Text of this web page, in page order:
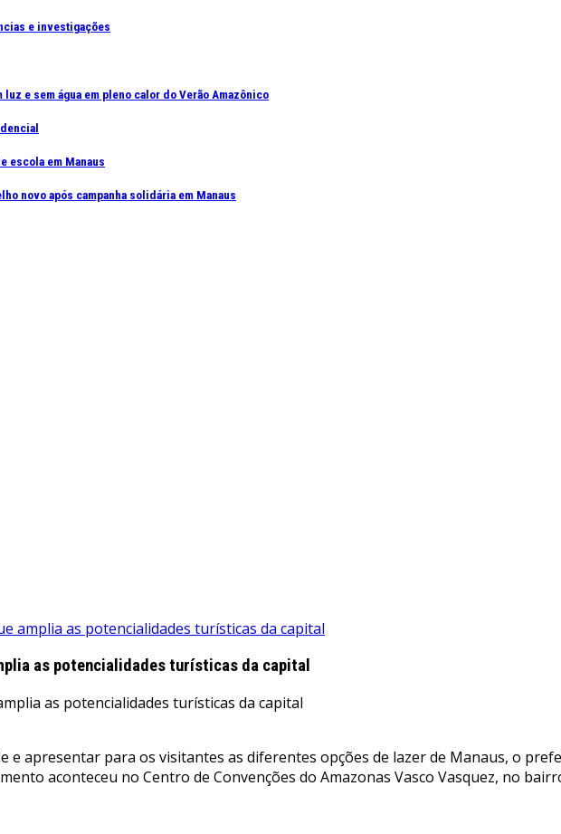
e investigações
luz e sem água em pleno calor do Verão Amazônico
escola em Manaus
novo após campanha solidária em Manaus
amplia as potencialidades turísticas da capital
as potencialidades turísticas da capital
apresentar para os visitantes as diferentes opções de lazer de Manaus, o
aconteceu no Centro de Convenções do Amazonas Vasco Vasquez, no